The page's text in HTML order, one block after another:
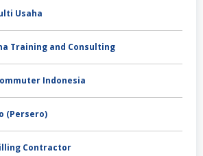
Usaha
Training and Consulting
Indonesia
(Persero)
Contractor